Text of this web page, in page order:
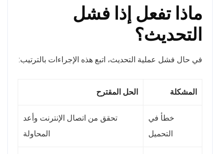
ماذا تفعل إذا فشل
التحديث؟
في حال فشل عملية التحديث، اتبع هذه الإجراءات بالترتيب:
المشكلة الحل المقترح
خطأ في
التحميل
تحقق من اتصال الإنترنت وأعد
المحاولة